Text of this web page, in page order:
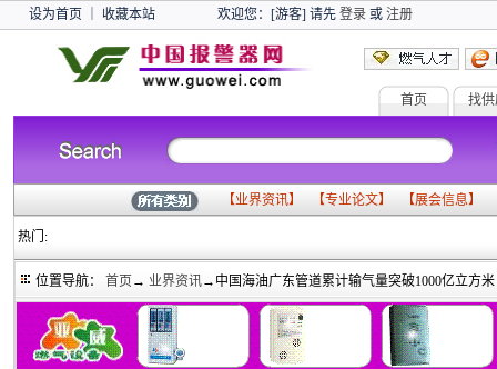
设为首页 收藏本站 欢迎您：[游客] 请先 登录或 注册
首页 找供
【业界资讯】 【专业论文】 【展会信息】
热门:
位置导航： 首页 → 业界资讯→中国海油广东管道累计输气量突破1000亿立方米